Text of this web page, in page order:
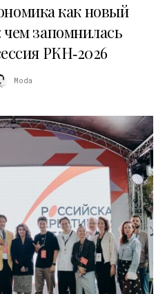
как новый
запомнилась
РКН‑2026
Moda